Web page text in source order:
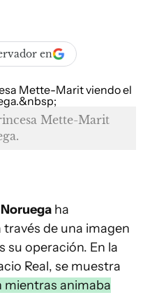
en
Mette-Marit
ha
de una imagen
su operación. En la
Real, se muestra
mientras animaba